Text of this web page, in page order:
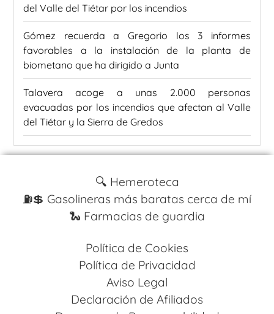
del Valle del Tiétar por los incendios
Gómez recuerda a Gregorio los 3 informes
favorables a la instalación de la planta de
biometano que ha dirigido a Junta
Talavera acoge a unas 2.000 personas
evacuadas por los incendios que afectan al Valle
del Tiétar y la Sierra de Gredos
🔍 Hemeroteca
⛽️💲 Gasolineras más baratas cerca de mí
🐍 Farmacias de guardia
Política de Cookies
Política de Privacidad
Aviso Legal
Declaración de Afiliados